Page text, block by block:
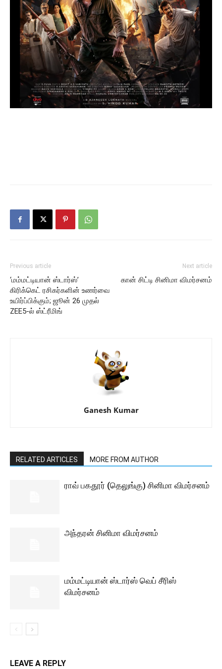
Previous article
‘மம்மட்டியான் ஸ்டார்ஸ்’
கிரிக்கெட் ரசிகர்களின் உணர்வை
உயிர்ப்பிக்கும்; ஜூன் 26 முதல்
ZEE5-ல் ஸ்ட்ரீமிங்
Next article
கான் சிட்டி சினிமா விமர்சனம்
Ganesh Kumar
RELATED ARTICLES MORE FROM AUTHOR
ராவ் பகதூர் (தெலுங்கு) சினிமா விமர்சனம்
அந்தரன் சினிமா விமர்சனம்
மம்மட்டியான் ஸ்டார்ஸ் வெப் சீரிஸ்
விமர்சனம்
LEAVE A REPLY